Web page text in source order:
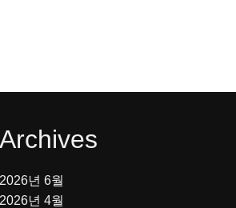
Archives
2026년 6월
2026년 4월